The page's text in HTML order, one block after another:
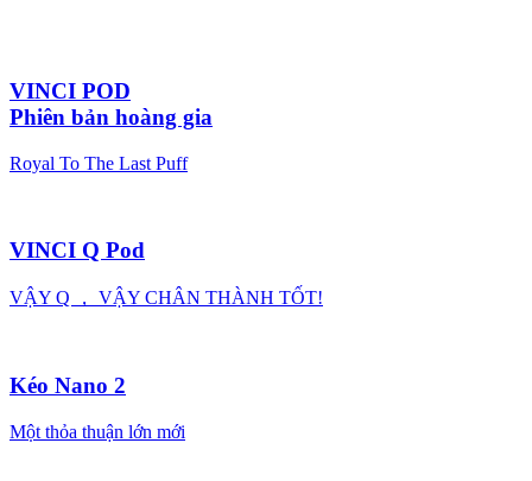
VINCI POD
Phiên bản hoàng gia
Royal To The Last Puff
VINCI Q Pod
VẬY Q ， VẬY CHÂN THÀNH TỐT!
Kéo Nano 2
Một thỏa thuận lớn mới